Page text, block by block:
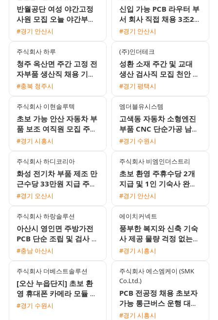
반월공단 여성 야간고정
사원 모집 오늘 야간부터
시작 일당 및 주급 가능
#경기 안산시
신입 가능 PCB 라우터 부
서 회사 직접 채용 3조2교
대 모집
#경기 안산시
주식회사 하루
청주 옥산면 주간 고정 전
자부품 생산직 채용 기숙
사 및 삼식 제공 초보자
#충북 청주시
(주)인더테크
성환 소재 주간 및 교대
생산 검사직 모집 천안 평
택 통근버스 운행
#경기 평택시
주식회사 이현솔루텍
초보 가능 안산 자동차 부
품 보조 여직원 모집 주급
선택 및 통근버스 운행
#경기 시흥시
엠더블유시스템
고색동 자동차 소형엔진
부품 CNC 단순가공 남성
생산직 모집 (수원역 통근
#경기 수원시
주식회사 하디코리아
화성 전기차 부품 제조 만
근수당 33만원 지급 주간
고정 사원 모집
#경기 오산시
주식회사 비엠인더스트리
초보 환영 주휴수당 2개
지급 및 1인 기숙사 완비
안성 음성대소 검사 포장
#경기 안산시
주식회사 하랑솔루션
아산시 영인면 주방가전
PCB 단순 조립 및 검사 채
용 자차필수
#충남 아산시
에이치커넥트
풍부한 복지와 신축 기숙
사 제공 물량 걱정 없는
전자부품 생산직 모집
#경기 시흥시
주식회사 더베스트솔루션
[오산 누읍단지] 초보 환
영 휴대폰 카메라 모듈 생
산 직원 모집 (일급/주급/
#경기 수원시
주식회사 에스엠케이 (SMK
Co.Ltd.)
PCB 전공정 채용 초보자
가능 통근버스 운행 대기
업 1차 협력사
#경기 시흥시